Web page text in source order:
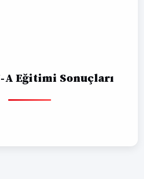
A Eğitimi Sonuçları